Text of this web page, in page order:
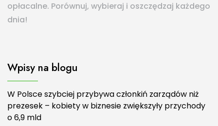
opłacalne. Porównuj, wybieraj i oszczędzaj każdego
dnia!
Wpisy na blogu
W Polsce szybciej przybywa członkiń zarządów niż
prezesek – kobiety w biznesie zwiększyły przychody
o 6,9 mld